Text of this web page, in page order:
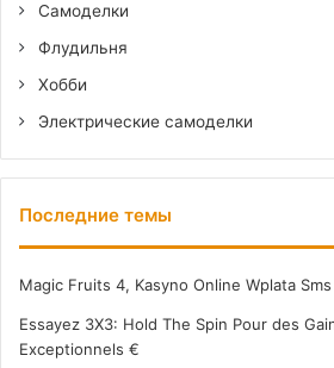
Самоделки
Флудильня
Хобби
Электрические самоделки
Последние темы
Magic Fruits 4, Kasyno Online Wplata Sms
Essayez 3X3: Hold The Spin Pour des
Exceptionnels €